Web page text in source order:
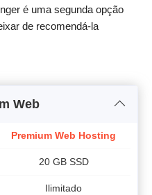
é uma segunda opção
de recomendá-la
Web
Premium Web Hosting
20 GB SSD
Ilimitado